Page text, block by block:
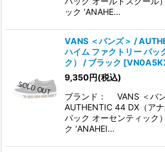
ック ‘ANAHE…
VANS ＜バンズ＞ /
ハイム ファクトリー パッ
ク） / ブラック [
9,350円(税込)
ブランド： VANS ＜バ
AUTHENTIC 44 DX（ア
パック オーセンティッ
ク ‘ANAHEI…